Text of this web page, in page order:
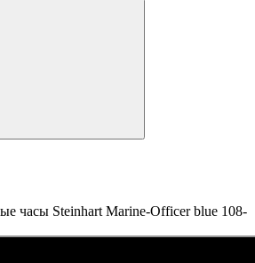
часы Steinhart Marine-Officer blue 108-